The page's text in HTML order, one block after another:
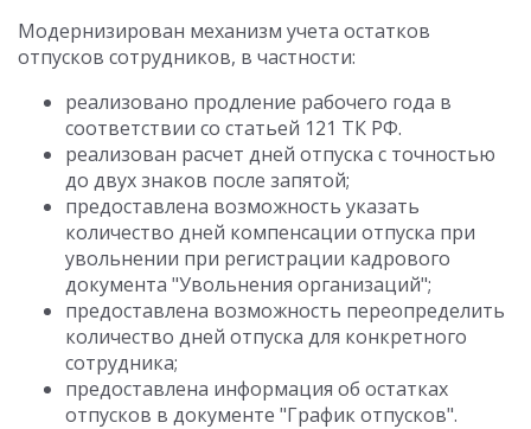
Модернизирован механизм учета остатков
отпусков сотрудников, в частности:
реализовано продление рабочего года в
соответствии со статьей 121 ТК РФ.
реализован расчет дней отпуска с точностью
до двух знаков после запятой;
предоставлена возможность указать
количество дней компенсации отпуска при
увольнении при регистрации кадрового
документа "Увольнения организаций";
предоставлена возможность переопределить
количество дней отпуска для конкретного
сотрудника;
предоставлена информация об остатках
отпусков в документе "График отпусков".